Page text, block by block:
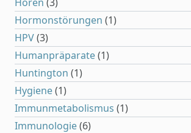
Hormonstörungen (1)
HPV(3)
Humanpräparate(1)
Huntington (1)
Hygiene(1)
Immunmetabolismus (1)
Immunologie(6)